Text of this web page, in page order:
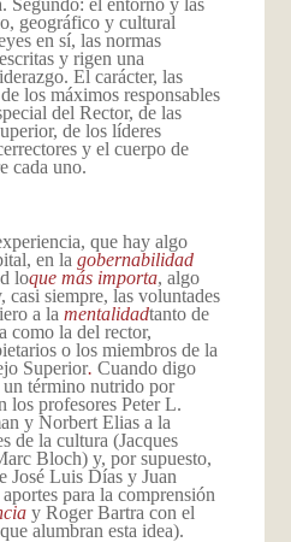
Segundo: el entorno y las
geográfico y cultural
en sí, las normas
y rigen una
El carácter, las
los máximos responsables
del Rector, de las
de los líderes
y el cuerpo de
cada uno.
que hay algo
en la gobernabilidad
loque más importa, algo
casi siempre, las voluntades
a la mentalidadtanto de
como la del rector,
o los miembros de la
Superior. Cuando digo
término nutrido por
los profesores Peter L.
y Norbert Elias a la
de la cultura (Jacques
Bloch) y, por supuesto,
José Luis Días y Juan
para la comprensión
y Roger Bartra con el
alumbran esta idea).